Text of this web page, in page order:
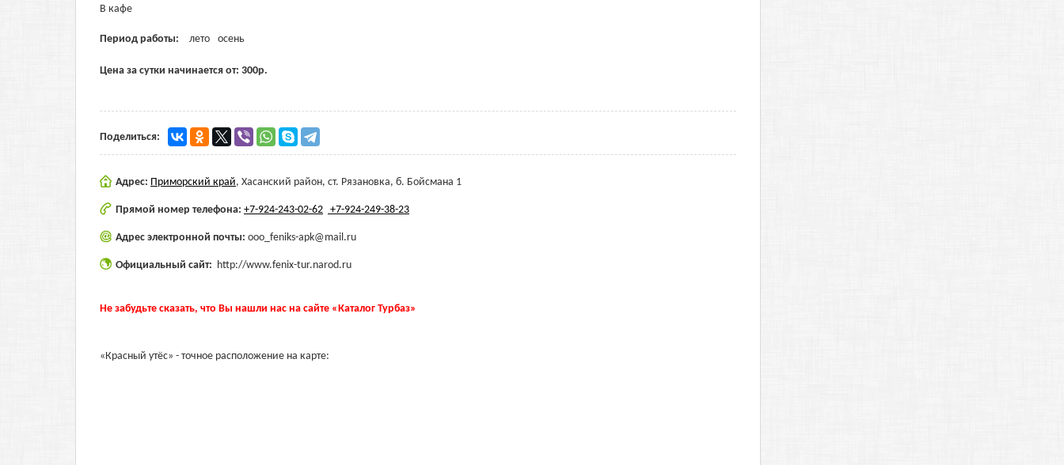
В кафе
Период работы: лето осень
Цена за сутки начинается от: 300р.
Поделиться:
Адрес: Приморский край, Хасанский район, ст. Рязановка, б. Бойсмана 1
Прямой номер телефона: +7-924-243-02-62 +7-924-249-38-23
Адрес электронной почты: ooo_feniks-apk@mail.ru
Официальный сайт: http://www.fenix-tur.narod.ru
Не забудьте сказать, что Вы нашли нас на сайте «Каталог Турбаз»
«Красный утёс» - точное расположение на карте: